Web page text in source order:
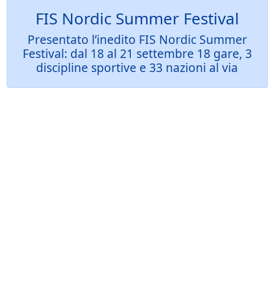
FIS Nordic Summer Festival
Presentato l’inedito FIS Nordic Summer
Festival: dal 18 al 21 settembre 18 gare, 3
discipline sportive e 33 nazioni al via